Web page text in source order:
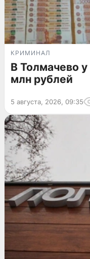
КРИМИНАЛ
В Толмачево
млн рублей
5 августа, 2026, 09:35